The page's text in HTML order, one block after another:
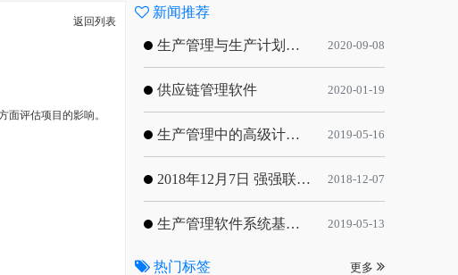
返回列表
面评估项目的影响。
新闻推荐
生产管理与生产计划的目标 2020-09-08
供应链管理软件 2020-01-19
生产管理中的高级计划与排程优化 2019-05-16
2018年12月7日 强强联手，共同推进电子器件领域APS应用典范 风华高科生产自动化工业互联网应用项目-APS项目启动会 2018-12-07
生产管理软件系统基于信息化的解决方案 2019-05-13
热门标签 更多